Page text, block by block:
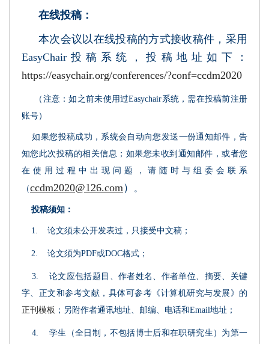
在线投稿：
本次会议以在线投稿的方式接收稿件，采用
EasyChair投稿系统，投稿地址如下：
https://easychair.org/conferences/?conf=ccdm2020
（注意：如之前未使用过Easychair系统，需在投稿前注册
账号）
如果您投稿成功，系统会自动向您发送一份通知邮件，告
知您此次投稿的相关信息；如果您未收到通知邮件，或者您
在使用过程中出现问题，请随时与组委会联系
（ccdm2020@126.com ） 。
投稿须知：
1. 论文须未公开发表过，只接受中文稿；
2. 论文须为PDF或DOC格式；
3. 论文应包括题目、作者姓名、作者单位、摘要、关键
字、正文和参考文献，具体可参考《计算机研究与发展》的
正刊模板 ；另附作者通讯地址、邮编、电话和Email地址；
4. 学生（全日制，不包括博士后和在职研究生）为第一